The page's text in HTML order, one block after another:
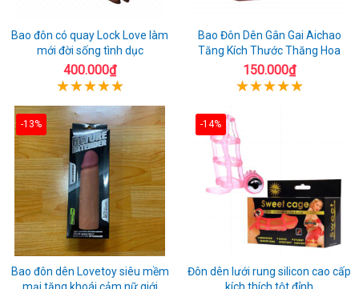
Bao đôn có quay Lock Love làm
mới đời sống tình dục
400.000₫
Bao Đôn Dên Gân Gai Aichao
Tăng Kích Thước Thăng Hoa
150.000₫
-13%
Bao đôn dên Lovetoy siêu mềm
mại tăng khoái cảm nữ giới
-14%
Đôn dên lưới rung silicon cao cấp
kích thích tột đỉnh